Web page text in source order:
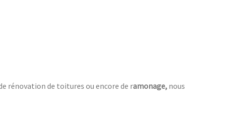
rénovation de toitures ou encore de ramonage, nous